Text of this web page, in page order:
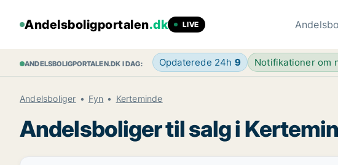
Andelsboligportalen.dk LIVE
ANDELSBOLIGPORTALEN.DK I DAG: Opdaterede 24h 9 Notifikationer om
Andelsboliger Fyn Kerteminde
Andelsboliger til salg i